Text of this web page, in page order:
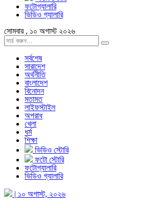
ফটোগ্যালারি
ভিডিও গ্যালারি
সোমবার , ১০ অগাস্ট ২০২৬
সর্বশেষ
সারাদেশ
অর্থনীতি
বাংলাদেশ
বিনোদন
মতামত
লাইফস্টাইল
অপরাধ
খেলা
ধর্ম
শিক্ষা
ভিডিও স্টোরি
ফটো স্টোরি
ফটোগ্যালারি
ভিডিও গ্যালারি
| ১০ অগাস্ট, ২০২৬